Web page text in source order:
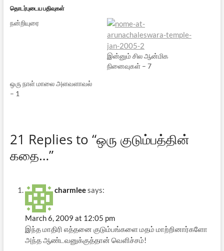
தொடர்புடைய பதிவுகள்
நன்றியுரை
இன்னும் சில ஆன்மிக
நினைவுகள் – 7
ஒரு நாள் மாலை அளவளாவல்
– 1
21 Replies to “ஒரு குடும்பத்தின்
கதை…”
charmleesays:
March 6, 2009 at 12:05 pm
இந்த மாதிரி எத்தனை குடும்பங்களை மதம் மாற்றினார்களோ
அந்த ஆண்டவனுக்குத்தான் வெளிச்சம்!